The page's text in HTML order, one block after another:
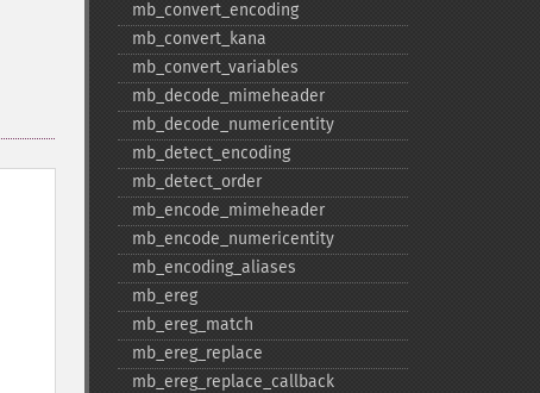
mb_​convert_​encoding
mb_​convert_​kana
mb_​convert_​variables
mb_​decode_​mimeheader
mb_​decode_​numericentity
mb_​detect_​encoding
mb_​detect_​order
mb_​encode_​mimeheader
mb_​encode_​numericentity
mb_​encoding_​aliases
mb_​ereg
mb_​ereg_​match
mb_​ereg_​replace
mb_​ereg_​replace_​callback